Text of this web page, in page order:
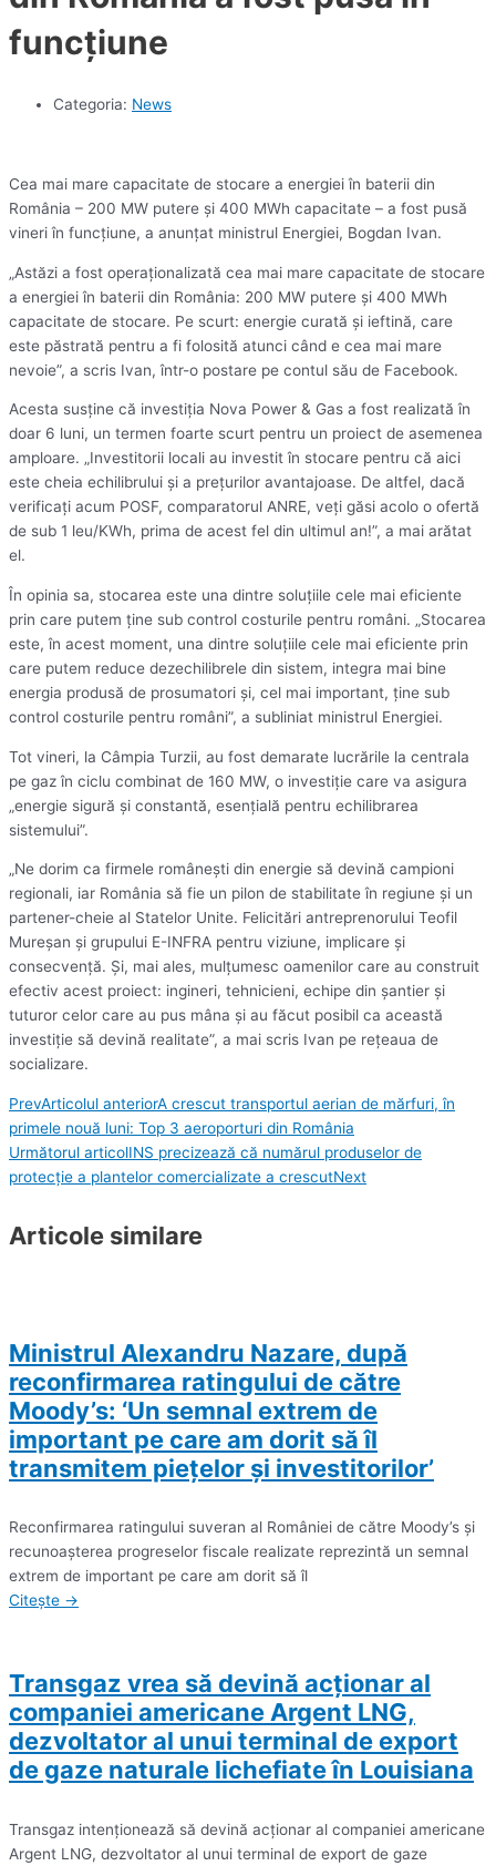
funcţiune
Categoria: News
Cea mai mare capacitate de stocare a energiei în baterii din
România – 200 MW putere şi 400 MWh capacitate – a fost pusă
vineri în funcţiune, a anunţat ministrul Energiei, Bogdan Ivan.
„Astăzi a fost operaţionalizată cea mai mare capacitate de stocare
a energiei în baterii din România: 200 MW putere şi 400 MWh
capacitate de stocare. Pe scurt: energie curată şi ieftină, care
este păstrată pentru a fi folosită atunci când e cea mai mare
nevoie”, a scris Ivan, într-o postare pe contul său de Facebook.
Acesta susţine că investiţia Nova Power & Gas a fost realizată în
doar 6 luni, un termen foarte scurt pentru un proiect de asemenea
amploare. „Investitorii locali au investit în stocare pentru că aici
este cheia echilibrului şi a preţurilor avantajoase. De altfel, dacă
verificaţi acum POSF, comparatorul ANRE, veţi găsi acolo o ofertă
de sub 1 leu/KWh, prima de acest fel din ultimul an!”, a mai arătat
el.
În opinia sa, stocarea este una dintre soluţiile cele mai eficiente
prin care putem ţine sub control costurile pentru români. „Stocarea
este, în acest moment, una dintre soluţiile cele mai eficiente prin
care putem reduce dezechilibrele din sistem, integra mai bine
energia produsă de prosumatori şi, cel mai important, ţine sub
control costurile pentru români”, a subliniat ministrul Energiei.
Tot vineri, la Câmpia Turzii, au fost demarate lucrările la centrala
pe gaz în ciclu combinat de 160 MW, o investiţie care va asigura
„energie sigură şi constantă, esenţială pentru echilibrarea
sistemului”.
„Ne dorim ca firmele româneşti din energie să devină campioni
regionali, iar România să fie un pilon de stabilitate în regiune şi un
partener-cheie al Statelor Unite. Felicitări antreprenorului Teofil
Mureşan şi grupului E-INFRA pentru viziune, implicare şi
consecvenţă. Şi, mai ales, mulţumesc oamenilor care au construit
efectiv acest proiect: ingineri, tehnicieni, echipe din şantier şi
tuturor celor care au pus mâna şi au făcut posibil ca această
investiţie să devină realitate”, a mai scris Ivan pe reţeaua de
socializare.
PrevArticolul anteriorA crescut transportul aerian de mărfuri, în
primele nouă luni: Top 3 aeroporturi din România
Următorul articolINS precizează că numărul produselor de
protecţie a plantelor comercializate a crescutNext
Articole similare
Ministrul Alexandru Nazare, după
reconfirmarea ratingului de către
Moody’s: ‘Un semnal extrem de
important pe care am dorit să îl
transmitem pieţelor şi investitorilor’
Reconfirmarea ratingului suveran al României de către Moody’s şi
recunoaşterea progreselor fiscale realizate reprezintă un semnal
extrem de important pe care am dorit să îl
Citește →
Transgaz vrea să devină acţionar al
companiei americane Argent LNG,
dezvoltator al unui terminal de export
de gaze naturale lichefiate în Louisiana
Transgaz intenţionează să devină acţionar al companiei americane
Argent LNG, dezvoltator al unui terminal de export de gaze